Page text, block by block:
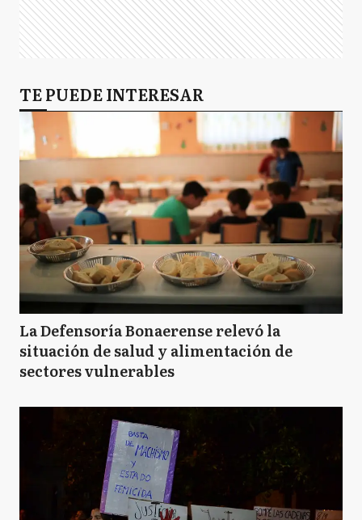
TE PUEDE INTERESAR
La Defensoría Bonaerense relevó la
situación de salud y alimentación de
sectores vulnerables